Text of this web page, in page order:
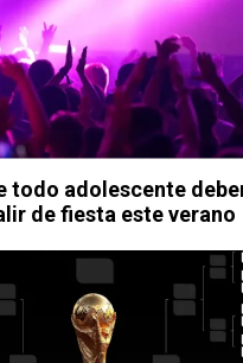
todo adolescente
de fiesta este verano